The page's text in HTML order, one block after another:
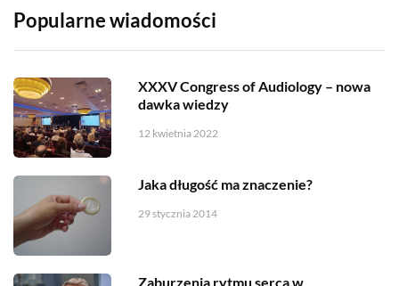
Popularne wiadomości
XXXV Congress of Audiology – nowa
dawka wiedzy
12 kwietnia 2022
Jaka długość ma znaczenie?
29 stycznia 2014
Zaburzenia rytmu serca w